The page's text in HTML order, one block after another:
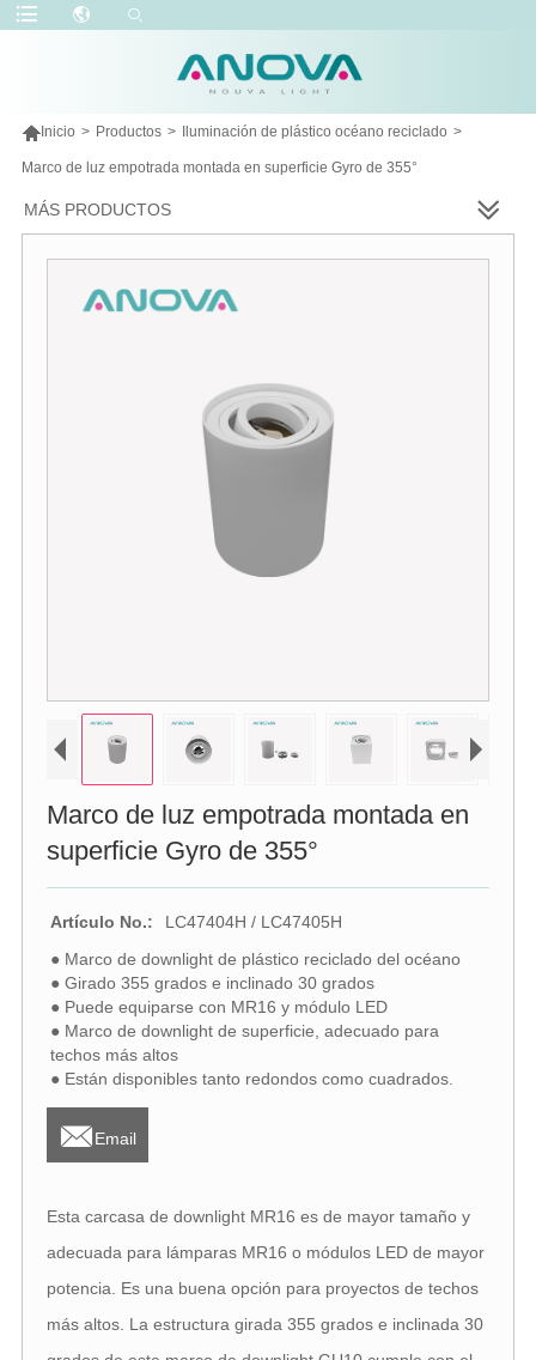
Inicio > Productos > Iluminación de plástico océano reciclado >
Marco de luz empotrada montada en superficie Gyro de 355°
MÁS PRODUCTOS
Marco de luz empotrada montada en
superficie Gyro de 355°
Artículo No.:
LC47404H / LC47405H
● Marco de downlight de plástico reciclado del océano
● Girado 355 grados e inclinado 30 grados
● Puede equiparse con MR16 y módulo LED
● Marco de downlight de superficie, adecuado para
techos más altos
● Están disponibles tanto redondos como cuadrados.
Email
Esta carcasa de downlight MR16 es de mayor tamaño y
adecuada para lámparas MR16 o módulos LED de mayor
potencia. Es una buena opción para proyectos de techos
más altos. La estructura girada 355 grados e inclinada 30